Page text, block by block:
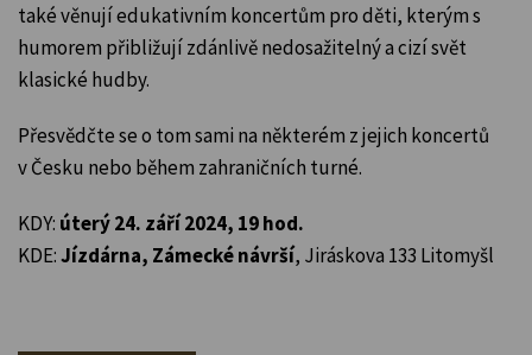
také věnují edukativním koncertům pro děti, kterým s
humorem přibližují zdánlivě nedosažitelný a cizí svět
klasické hudby.
Přesvědčte se o tom sami na některém z jejich koncertů
v Česku nebo během zahraničních turné.
KDY: úterý 24. září 2024, 19 hod.
KDE:Jízdárna, Zámecké návrší, Jiráskova 133 Litomyšl